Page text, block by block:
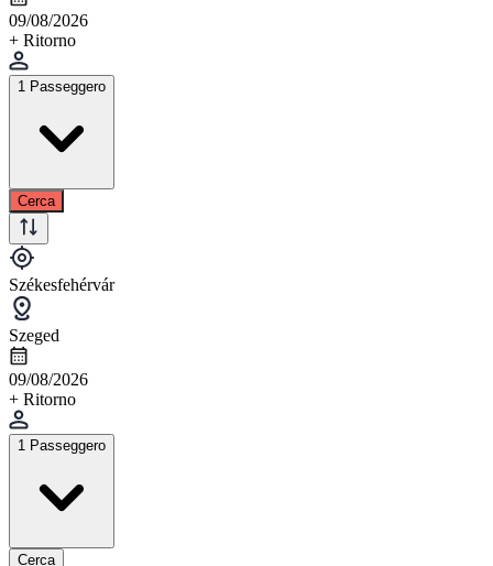
09/08/2026
+ Ritorno
1 Passeggero
Cerca
Székesfehérvár
Szeged
09/08/2026
+ Ritorno
1 Passeggero
Cerca